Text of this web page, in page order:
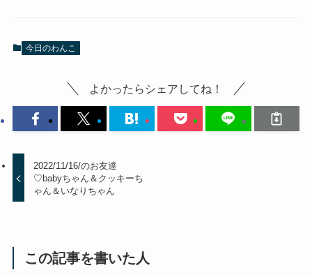
今日のわんこ
よかったらシェアしてね！
2022/11/16/のお友達
♡babyちゃん＆クッキーち
ゃん＆いなりちゃん
この記事を書いた人